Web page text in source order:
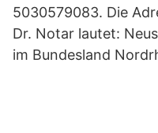
5030579083. Die
Dr. Notar lautet:
im Bundesland